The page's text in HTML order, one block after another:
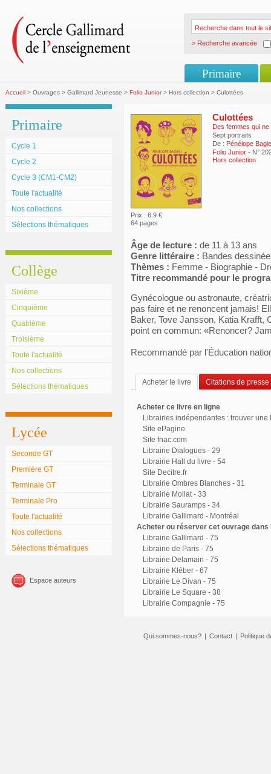
> Recherche avancée
Primaire
Accueil > Ouvrages > Gallimard Jeunesse > Folio Junior> Hors collection > Culottées
Primaire
Cycle 1
Cycle 2
Cycle 3 (CM1-CM2)
Toute l'actualité
Nos collections
Sélections thématiques
Collège
Sixième
Cinquième
Quatrième
Troisième
Toute l'actualité
Nos collections
Sélections thématiques
Lycée
Seconde GT
Première GT
Terminale GT
Terminale Pro
Toute l'actualité
Nos collections
Sélections thématiques
Espace auteurs
Prix : 6.9 €
64 pages
Culottées
Des femmes qui
Sept portraits
De : Pénélope
Folio Junior - N°
Hors collection
Âge de lecture : de 11 à 13 ans
Genre littéraire : Bandes
Thèmes : Femme - Biographie -
Titre recommandé pour le
Gynécologue ou astronaute,
pas faire et ne renoncent jamais!
Baker, Tove Jansson, Katia Krafft,
point en commun: «Renoncer?
Recommandé par l'Éducation
Acheter le livre Citations de presse
Acheter ce livre en ligne
Librairies indépendantes : trouver une
Site ePagine
Site fnac.com
Librairie Dialogues - 29
Librairie Hall du livre - 54
Site Decitre.fr
Librairie Ombres Blanches - 31
Librairie Mollat - 33
Librairie Sauramps - 34
Librairie Gallimard - Montréal
Acheter ou réserver cet ouvrage
Librairie Gallimard - 75
Librairie de Paris - 75
Librairie Delamain - 75
Librairie Kléber - 67
Librairie Le Divan - 75
Librairie Le Square - 38
Librairie Compagnie - 75
Qui sommes-nous? | Contact | Politique